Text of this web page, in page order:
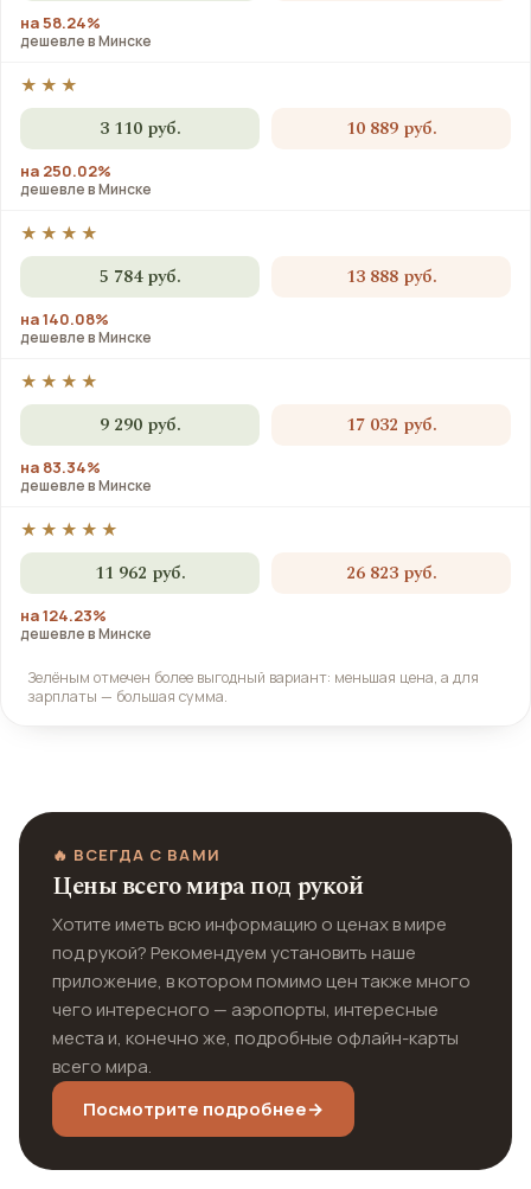
на 58.24%
дешевле в Минске
★★★
3 110 руб. 10 889 руб.
на 250.02%
дешевле в Минске
★★★★
5 784 руб. 13 888 руб.
на 140.08%
дешевле в Минске
★★★★
9 290 руб. 17 032 руб.
на 83.34%
дешевле в Минске
★★★★★
11 962 руб. 26 823 руб.
на 124.23%
дешевле в Минске
Зелёным отмечен более выгодный вариант: меньшая цена, а для
зарплаты — большая сумма.
🔥 ВСЕГДА С ВАМИ
Цены всего мира под рукой
Хотите иметь всю информацию о ценах в мире
под рукой? Рекомендуем установить наше
приложение, в котором помимо цен также много
чего интересного — аэропорты, интересные
места и, конечно же, подробные офлайн-карты
всего мира.
Посмотрите подробнее→